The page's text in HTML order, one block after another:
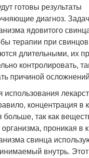
готовы результаты
диагноз.
ядовитого
терапии при
длительными, их
контролировать,
причиной
использования
концентрация в
больше, так как
проникая в
свинца
внутрь.